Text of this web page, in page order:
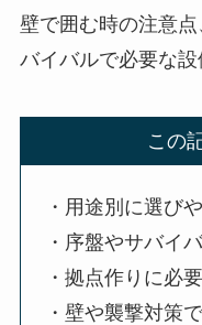
壁で囲む時の注意
バイバルで必要な設
この
・用途別に選び
・序盤やサバイ
・拠点作りに必
・壁や襲撃対策